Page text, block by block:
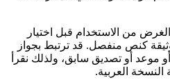
من الاستخدام قبل اختيار
كنص منفصل. قد ترتبط بجواز
أو تصديق سابق، ولذلك نقرأ
العربية.